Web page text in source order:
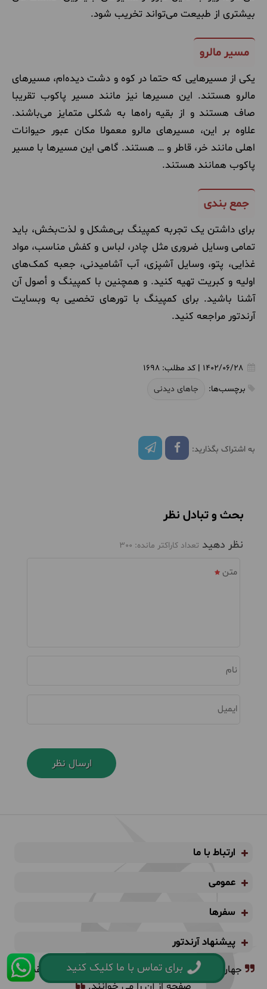
بیشتری از طبیعت می‌تواند تخریب شود.
مسیر مالرو
یکی از مسیرهایی که حتما در کوه و دشت دیده‌ام، مسیرهای
مالرو هستند. این مسیرها نیز مانند مسیر پاکوب تقریبا
صاف هستند و از بقیه راه‌ها به شکلی متمایز می‌باشند.
علاوه بر این، مسیرهای مالرو معمولا مکان عبور حیوانات
اهلی مانند خر، قاطر و … هستند. گاهی این مسیرها با مسیر
پاکوب همانند هستند.
جمع بندی
برای داشتن یک تجربه کمپینگ بی‌مشکل و لذت‌بخش، باید
تمامی وسایل ضروری مثل چادر، لباس و کفش مناسب، مواد
غذایی، پتو، وسایل آشپزی، آب آشامیدنی، جعبه کمک‌های
اولیه و کبریت تهیه کنید. و همچنین با کمپینگ و أصول آن
آشنا باشید. برای کمپینگ با تورهای تخصیی به وبسایت
آرندتور مراجعه کنید.
1402/06/28
| کد مطلب: 1698
برچسب‌ها:
جاهای دیدنی
به اشتراک بگذارید:
بحث و تبادل نظر
نظر دهید تعداد کاراکتر مانده: 300
متن
نام
ایمیل
برای تماس با ما کلیک کنید
ارتباط با ما
عمومی
سفرها
پیشنهاد آرندتور
جهان یک کتاب است و آنهایی که سفر نمی روند فقط یک